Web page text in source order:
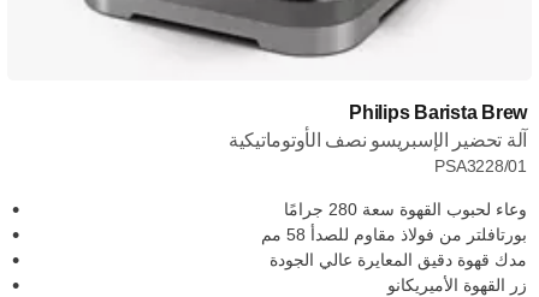
Philips Barista Brew
آلة تحضير الإسبريسو نصف الأوتوماتيكية
PSA3228/01
وعاء لحبوب القهوة سعة 280 جرامًا
بورتافلتر من فولاذ مقاوم للصدأ 58 مم
مدك قهوة دقيق المعايرة عالي الجودة
زر القهوة الأميريكانو